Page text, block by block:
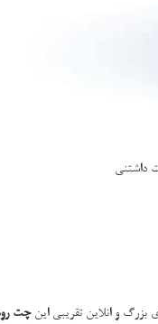
داشتنی
و انلاین تقریبی اینچت